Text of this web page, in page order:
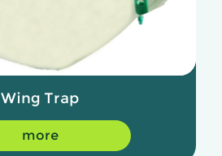
Wing Trap
more